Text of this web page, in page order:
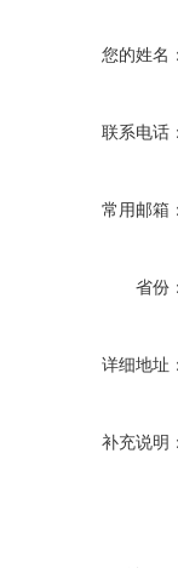
您的姓名
联系电话
常用邮箱
省份
详细地址
补充说明